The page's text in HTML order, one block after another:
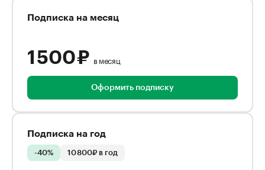
Подписка на месяц
1 500 ₽ в месяц
Оформить подписку
Подписка на год
-40% 10 800₽ в год